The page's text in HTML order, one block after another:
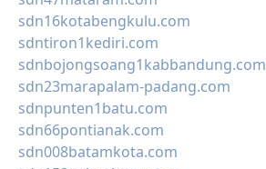
sdn16kotabengkulu.com
sdntiron1kediri.com
sdnbojongsoang1kabbandung.com
sdn23marapalam-padang.com
sdnpunten1batu.com
sdn66pontianak.com
sdn008batamkota.com